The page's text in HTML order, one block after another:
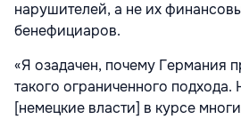
нарушителей, а не их
бенефициаров.
«Я озадачен, почему Германия
такого ограниченного
[немецкие власти] в курсе